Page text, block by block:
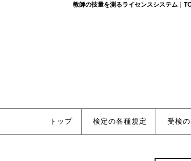
教師の技量を測るライセンスシステム｜
トップ 検定の各種規定 受検